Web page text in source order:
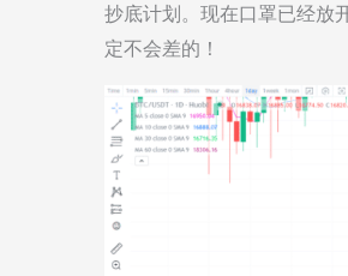
抄底计划。现在口罩已经放
定不会差的！